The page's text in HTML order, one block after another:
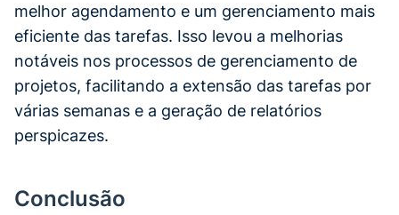
melhor agendamento e um gerenciamento mais
eficiente das tarefas. Isso levou a melhorias
notáveis nos processos de gerenciamento de
projetos, facilitando a extensão das tarefas por
várias semanas e a geração de relatórios
perspicazes.
Conclusão